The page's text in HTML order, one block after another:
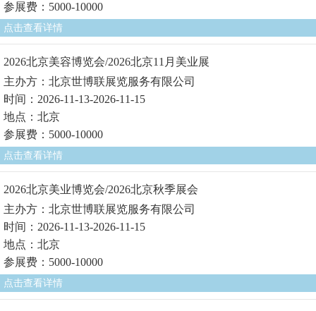
参展费：5000-10000
点击查看详情
2026北京美容博览会/2026北京11月美业展
主办方：北京世博联展览服务有限公司
时间：2026-11-13-2026-11-15
地点：北京
参展费：5000-10000
点击查看详情
2026北京美业博览会/2026北京秋季展会
主办方：北京世博联展览服务有限公司
时间：2026-11-13-2026-11-15
地点：北京
参展费：5000-10000
点击查看详情